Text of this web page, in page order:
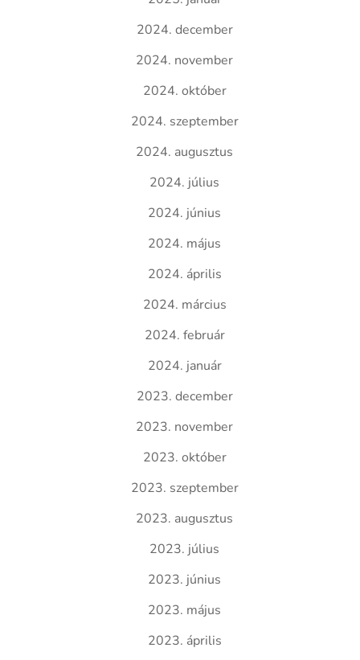
2024. december
2024. november
2024. október
2024. szeptember
2024. augusztus
2024. július
2024. június
2024. május
2024. április
2024. március
2024. február
2024. január
2023. december
2023. november
2023. október
2023. szeptember
2023. augusztus
2023. július
2023. június
2023. május
2023. április